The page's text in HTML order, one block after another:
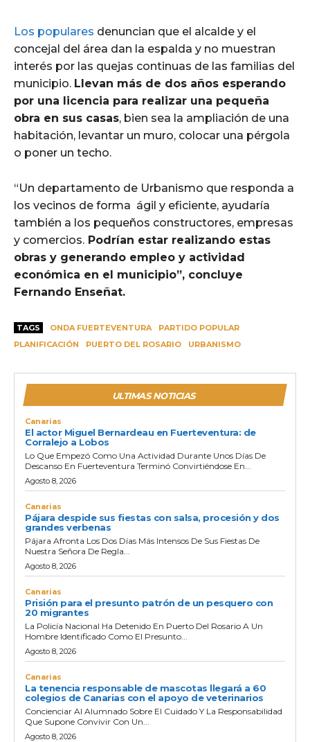
Los populares denuncian que el alcalde y el
concejal del área dan la espalda y no muestran
interés por las quejas continuas de las familias del
municipio. Llevan más de dos años esperando
por una licencia para realizar una pequeña
obra en sus casas, bien sea la ampliación de una
habitación, levantar un muro, colocar una pérgola
o poner un techo.
“Un departamento de Urbanismo que responda a
los vecinos de forma ágil y eficiente, ayudaría
también a los pequeños constructores, empresas
y comercios. Podrían estar realizando estas
obras y generando empleo y actividad
económica en el municipio”, concluye
Fernando Enseñat.
TAGS ONDA FUERTEVENTURA
PARTIDO POPULAR
PLANIFICACIÓN
PUERTO DEL ROSARIO URBANISMO
ULTIMAS NOTICIAS
Canarias
El actor Miguel Bernardeau en Fuerteventura: de
Corralejo a Lobos
Lo Que Empezó Como Una Actividad Durante Unos Días De
Descanso En Fuerteventura Terminó Convirtiéndose En...
Agosto 8, 2026
Canarias
Pájara despide sus fiestas con salsa, procesión y dos
grandes verbenas
Pájara Afronta Los Dos Días Más Intensos De Sus Fiestas De
Nuestra Señora De Regla...
Agosto 8, 2026
Canarias
Prisión para el presunto patrón de un pesquero con
20 migrantes
La Policía Nacional Ha Detenido En Puerto Del Rosario A Un
Hombre Identificado Como El Presunto...
Agosto 8, 2026
Canarias
La tenencia responsable de mascotas llegará a 60
colegios de Canarias con el apoyo de veterinarios
Concienciar Al Alumnado Sobre El Cuidado Y La Responsabilidad
Que Supone Convivir Con Un...
Agosto 8, 2026